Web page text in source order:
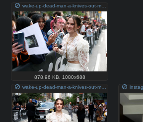
878.96 KB
1080x688